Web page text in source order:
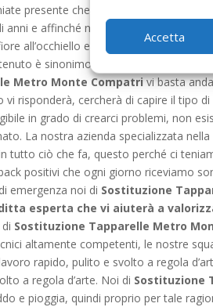
Accetta
presente che i consigli che gli
anni e affinché non accadano più
all’occhiello e il buon rapporto che
è sinonimo di sicurezza e vi
Metro Monte Compatrivi basta
vi risponderà, cercherà di capire il tipo
in grado di crearci problemi, non
La nostra azienda specializzata nella
tutto ciò che fa, questo perché ci
positivi che ogni giorno riceviamo
emergenza noi di Sostituzione
esperta che vi aiuterà a
Sostituzione Tapparelle Metro
altamente competenti, le nostre
rapido, pulito e svolto a regola
a regola d’arte. Noi di Sostituzione
e pioggia, quindi proprio per tale